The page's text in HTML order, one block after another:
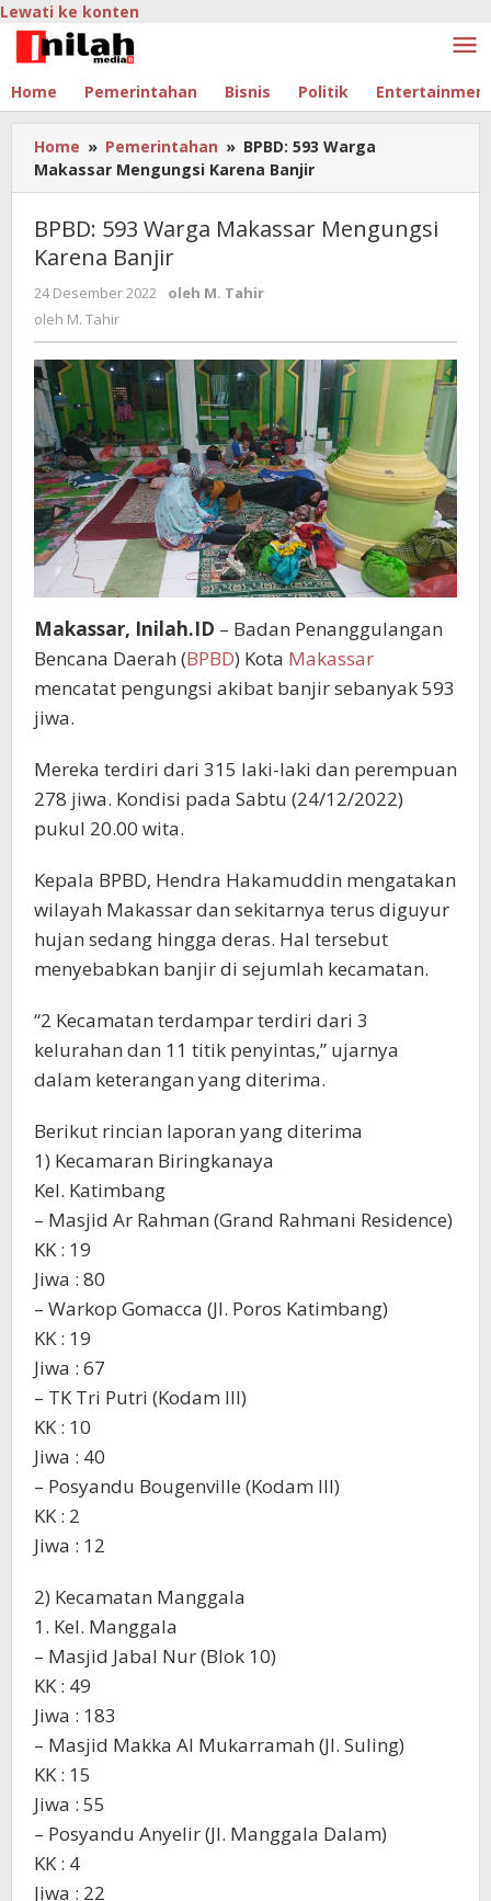
Lewati ke konten
Home Pemerintahan Bisnis Politik
Home » Pemerintahan » BPBD: 593 Warga
Makassar Mengungsi Karena Banjir
BPBD: 593 Warga Makassar Mengungsi
Karena Banjir
24 Desember 2022 oleh M. Tahir
oleh M. Tahir
Makassar, Inilah.ID – Badan Penanggulangan
Bencana Daerah (BPBD) Kota Makassar
mencatat pengungsi akibat banjir sebanyak 593
jiwa.
Mereka terdiri dari 315 laki-laki dan perempuan
278 jiwa. Kondisi pada Sabtu (24/12/2022)
pukul 20.00 wita.
Kepala BPBD, Hendra Hakamuddin mengatakan
wilayah Makassar dan sekitarnya terus diguyur
hujan sedang hingga deras. Hal tersebut
menyebabkan banjir di sejumlah kecamatan.
“2 Kecamatan terdampar terdiri dari 3
kelurahan dan 11 titik penyintas,” ujarnya
dalam keterangan yang diterima.
Berikut rincian laporan yang diterima
1) Kecamaran Biringkanaya
Kel. Katimbang
– Masjid Ar Rahman (Grand Rahmani Residence)
KK : 19
Jiwa : 80
– Warkop Gomacca (Jl. Poros Katimbang)
KK : 19
Jiwa : 67
– TK Tri Putri (Kodam III)
KK : 10
Jiwa : 40
– Posyandu Bougenville (Kodam III)
KK : 2
Jiwa : 12
2) Kecamatan Manggala
1. Kel. Manggala
– Masjid Jabal Nur (Blok 10)
KK : 49
Jiwa : 183
– Masjid Makka Al Mukarramah (Jl. Suling)
KK : 15
Jiwa : 55
– Posyandu Anyelir (Jl. Manggala Dalam)
KK : 4
Jiwa : 22